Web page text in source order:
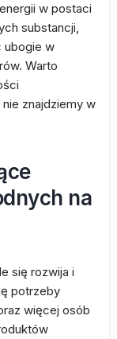
w postaci
substancji,
ubogie w
Warto
znajdziemy w
na
się rozwija i
potrzeby
więcej osób